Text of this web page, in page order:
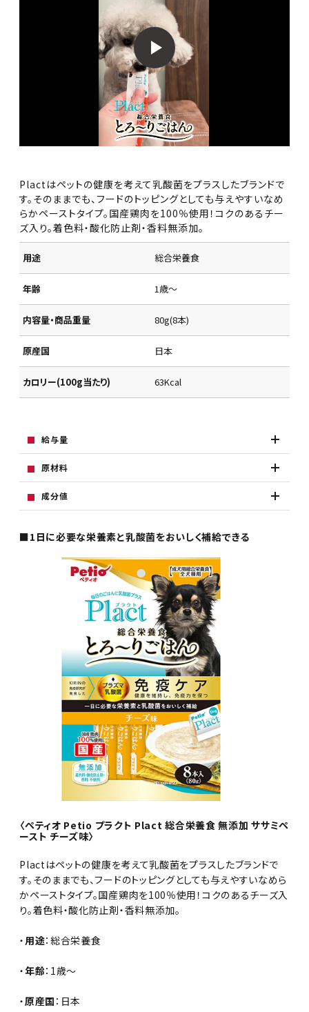
Plactはペットの健康を考えて乳酸菌をプラスしたブランドで
す。そのままでも、フードのトッピングとしても与えやすいなめ
らかペーストタイプ。国産鶏肉を100％使用！コクのあるチー
ズ入り。着色料・酸化防止剤・香料無添加。
用途 総合栄養食
年齢 1歳～
内容量・商品重量 80g(8本)
原産国 日本
カロリー(100g当たり) 63Kcal
給与量
原材料
成分値
■1日に必要な栄養素と乳酸菌をおいしく補給できる
〈ペティオ Petio プラクト Plact 総合栄養食 無添加 ササミペ
ースト チーズ味〉
Plactはペットの健康を考えて乳酸菌をプラスしたブランドで
す。そのままでも、フードのトッピングとしても与えやすいなめら
かペーストタイプ。国産鶏肉を100％使用！コクのあるチーズ入
り。着色料・酸化防止剤・香料無添加。
・ 用途：総合栄養食
・年齢：1歳～
・原産国 ：日本